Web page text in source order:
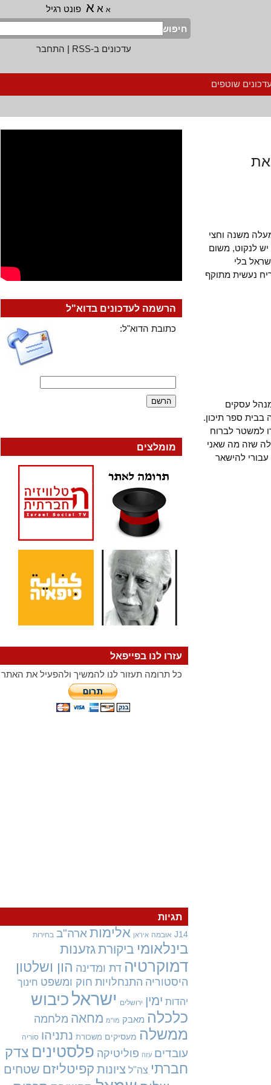
א א פונט רגיל
חיפוש
עדכונים ב-RSS
|התחבר
שוטפים
משנה וחצי
משום
בלי
נעשית מתוקף
עסקים
ספר תיכון.
לברוח
שזה מה שאני
להישאר
הרשמה לעדכונים בדוא"ל
כתובת הדוא"ל:
מומלצים
עזרו לנו בפייפאל
כל תרומה תעזור לנו להמשיך ולהפעיל את האתר
תגיות
J14 אובמה איראן אלימות ארה"ב בחירות
בינלאומיביקורתגזענות
דמוקרטיה דת ומדינההון ושלטון
היסטוריה התנחלויות חוק ומשפט חינוך
יהדות ימין ירושלים ישראלכיבוש
כלכלה מאבק מו"מ מחאהמלחמה
ממשלה מעסיקים משכורת נתניהו סוריה
עובדים עזה פוליטיקה פלסטיניםצדק
חברתי צה"ל ציונותקפיטליזםשטחים